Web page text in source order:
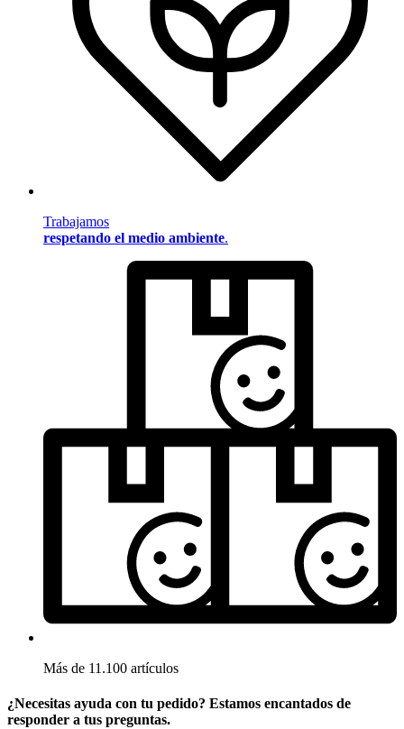
Trabajamos
respetando el medio ambiente.
Más de 11.100 artículos
¿Necesitas ayuda con tu pedido? Estamos encantados de
responder a tus preguntas.